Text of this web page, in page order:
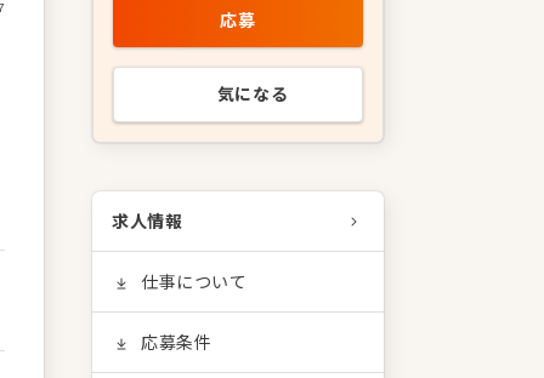
応募
気になる
求人情報
仕事について
応募条件